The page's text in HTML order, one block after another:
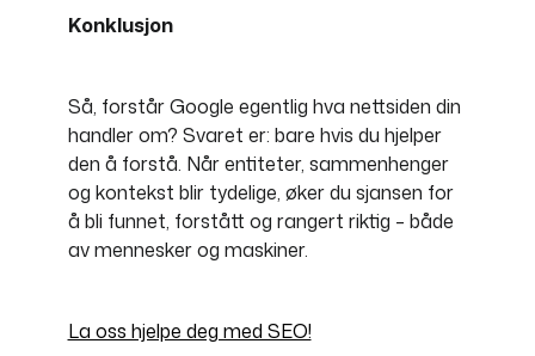
Konklusjon
Så, forstår Google egentlig hva nettsiden din
handler om? Svaret er: bare hvis du hjelper
den å forstå. Når entiteter, sammenhenger
og kontekst blir tydelige, øker du sjansen for
å bli funnet, forstått og rangert riktig – både
av mennesker og maskiner.
La oss hjelpe deg med SEO!